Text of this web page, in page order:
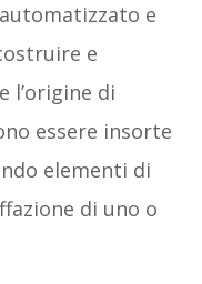
e
e
l’origine di
essere insorte
elementi di
di uno o